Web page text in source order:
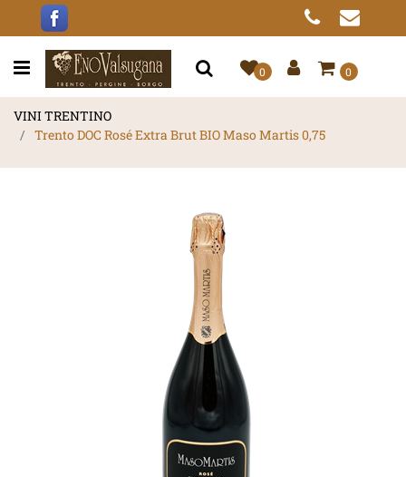
Open menu 0 0
VINI TRENTINO
Trento DOC Rosé Extra Brut BIO Maso Martis 0,75